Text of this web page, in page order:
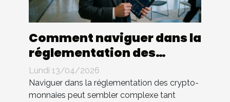
Comment naviguer dans la
réglementation des
crypto-monnaies ?
Lundi 13/04/2026
Naviguer dans la réglementation des crypto-
monnaies peut sembler complexe tant